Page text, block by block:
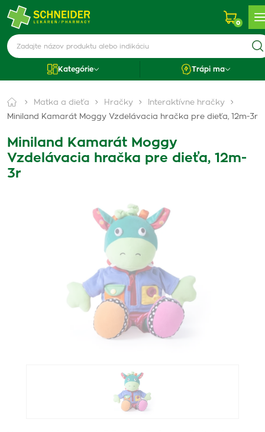
0
Kategórie Trápi ma
Matka a dieťa Hračky
Interaktívne hračky
Miniland Kamarát Moggy Vzdelávacia hračka pre dieťa, 12m-3r
Miniland Kamarát Moggy
Vzdelávacia hračka pre dieťa, 12m-
3r